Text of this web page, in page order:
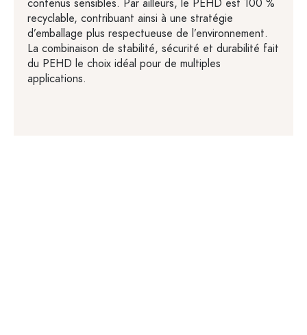
contenus sensibles. Par ailleurs, le PEHD est 100 %
recyclable, contribuant ainsi à une stratégie
d’emballage plus respectueuse de l’environnement.
La combinaison de stabilité, sécurité et durabilité fait
du PEHD le choix idéal pour de multiples
applications.